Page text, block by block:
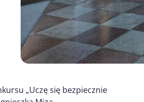
„Uczę się bezpiecznie